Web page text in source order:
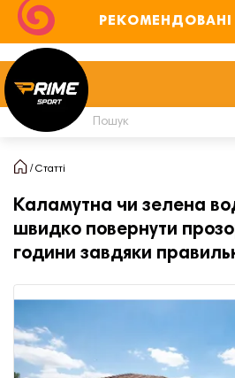
РЕКОМЕНДОВАНІ
Статті
Каламутна чи зелена
швидко повернути
години завдяки